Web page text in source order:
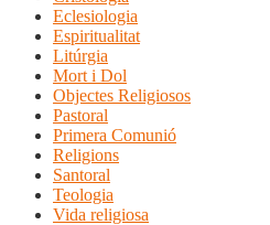
Eclesiologia
Espiritualitat
Litúrgia
Mort i Dol
Objectes Religiosos
Pastoral
Primera Comunió
Religions
Santoral
Teologia
Vida religiosa